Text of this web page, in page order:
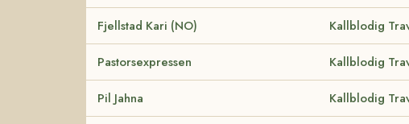
Fjellstad Kari (NO) Kallblodig
Pastorsexpressen Kallblodig
Pil Jahna Kallblodig